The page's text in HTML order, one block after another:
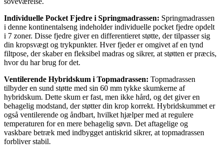
Individuelle Pocket Fjedre i Springmadrassen: Springmadrassen
i denne kontinentalseng indeholder individuelle pocket fjedre opdelt
i 7 zoner. Disse fjedre giver en differentieret støtte, der tilpasser sig
din kropsvægt og trykpunkter. Hver fjeder er omgivet af en tynd
filtpose, der skaber en fleksibel madras og sikrer, at støtten er præcis,
hvor du har brug for det.
Ventilerende Hybridskum i Topmadrassen: Topmadrassen
tilbyder en sund støtte med sin 60 mm tykke skumkerne af
hybridskum. Dette skum er fast, men ikke hård, og det giver en
behagelig modstand, der støtter din krop korrekt. Hybridskummet er
også ventilerende og åndbart, hvilket hjælper med at regulere
temperaturen for en mere behagelig søvn. Det aftagelige og
vaskbare betræk med indbygget antiskrid sikrer, at topmadrassen
forbliver stabil.